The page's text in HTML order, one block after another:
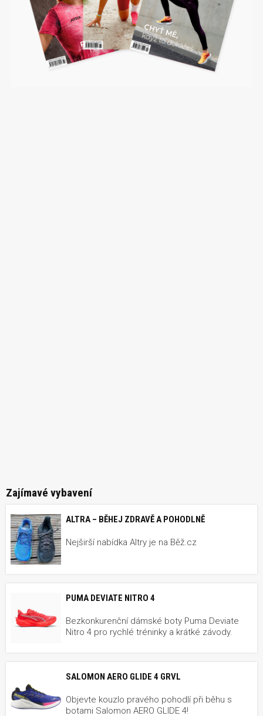
Zajímavé vybavení
ALTRA – BĚHEJ ZDRAVĚ A POHODLNĚ
Nejširší nabídka Altry je na Běž.cz
PUMA DEVIATE NITRO 4
Bezkonkurenční dámské boty Puma Deviate
Nitro 4 pro rychlé tréninky a krátké závody.
SALOMON AERO GLIDE 4 GRVL
Objevte kouzlo pravého pohodlí při běhu s
botami Salomon AERO GLIDE 4!